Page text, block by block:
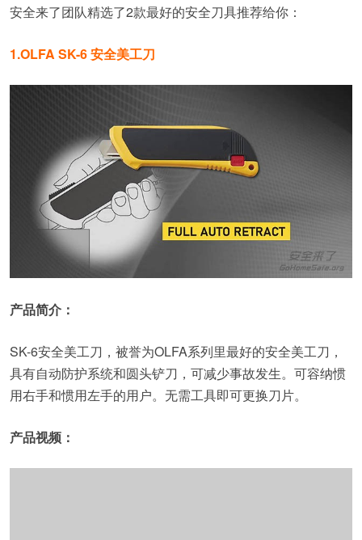
安全来了团队精选了2款最好的安全刀具推荐给你：
1.OLFA SK-6 安全美工刀
产品简介：
SK-6安全美工刀，被誉为OLFA系列里最好的安全美工刀，
具有自动防护系统和圆头铲刀，可减少事故发生。可容纳惯
用右手和惯用左手的用户。无需工具即可更换刀片。
产品视频：